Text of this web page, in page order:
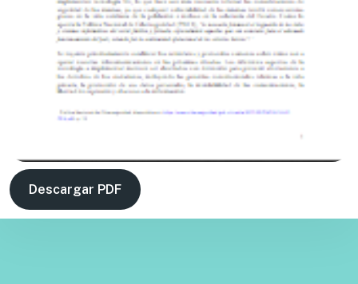
Descargar PDF